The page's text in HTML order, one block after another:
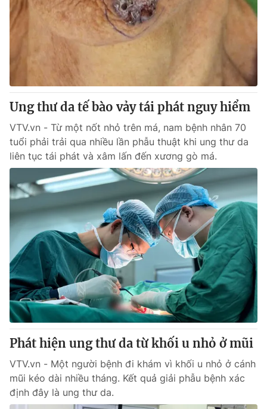
Thế giới
Thế giới đó đây
Câu chuyện quốc tế
Kinh tế
Thị trường
Góc doanh nghiệp
Dữ liệu và đời sống
Truyền hình
Phim VTV
Hậu trường
Nhân vật
Khán giả
Giải sao mai
Giải trí
Điện ảnh
Âm nhạc
Sao
Đời sống
Du lịch
Làm đẹp
Chất lượng cuộc sống
Giáo dục
Tuyển sinh
Học trực tuyến
Công nghệ
Hitech Công nghệ tương lai
Sản phẩm
Thị trường
Tư vấn
Giao lưu trực tuyến
Lịch phát sóng
Chuyên mục khác
Emagazine
Ung thư da tế bào vảy tái phát nguy hiểm
VTV.vn - Từ một nốt nhỏ trên má, nam bệnh nhân 70
tuổi phải trải qua nhiều lần phẫu thuật khi ung thư da
liên tục tái phát và xâm lấn đến xương gò má.
Phát hiện ung thư da từ khối u nhỏ ở mũi
VTV.vn - Một người bệnh đi khám vì khối u nhỏ ở cánh
mũi kéo dài nhiều tháng. Kết quả giải phẫu bệnh xác
định đây là ung thư da.